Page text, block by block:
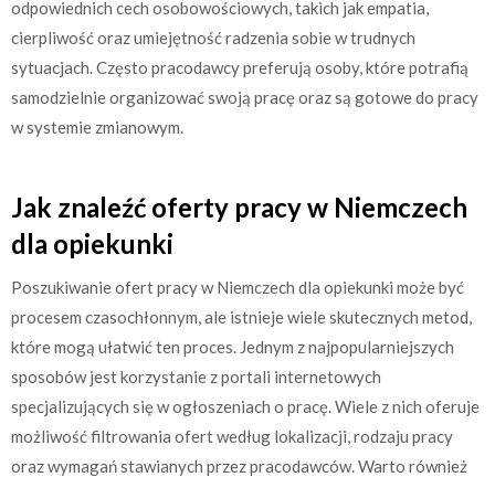
odpowiednich cech osobowościowych, takich jak empatia,
cierpliwość oraz umiejętność radzenia sobie w trudnych
sytuacjach. Często pracodawcy preferują osoby, które potrafią
samodzielnie organizować swoją pracę oraz są gotowe do pracy
w systemie zmianowym.
Jak znaleźć oferty pracy w Niemczech
dla opiekunki
Poszukiwanie ofert pracy w Niemczech dla opiekunki może być
procesem czasochłonnym, ale istnieje wiele skutecznych metod,
które mogą ułatwić ten proces. Jednym z najpopularniejszych
sposobów jest korzystanie z portali internetowych
specjalizujących się w ogłoszeniach o pracę. Wiele z nich oferuje
możliwość filtrowania ofert według lokalizacji, rodzaju pracy
oraz wymagań stawianych przez pracodawców. Warto również